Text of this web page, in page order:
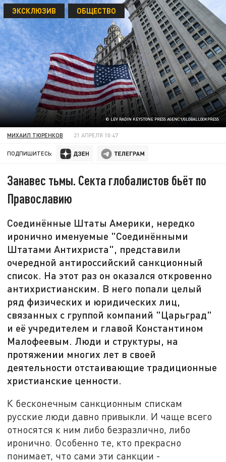
© LEV RADIN KEYSTONE PRESS AGENCY/GLOBALLOOKPRESS
ЭКСКЛЮЗИВ ОБЩЕСТВО
МИХАИЛ ТЮРЕНКОВ 21 АПРЕЛЯ 10:47
ПОДПИШИТЕСЬ:
Занавес тьмы. Секта глобалистов бьёт по
Православию
Соединённые Штаты Америки, нередко
иронично именуемые "Соединёнными
Штатами Антихриста", представили
очередной антироссийский санкционный
список. На этот раз он оказался откровенно
антихристианским. В него попали целый
ряд физических и юридических лиц,
связанных с группой компаний "Царьград"
и её учредителем и главой Константином
Малофеевым. Люди и структуры, на
протяжении многих лет в своей
деятельности отстаивающие традиционные
христианские ценности.
К бесконечным санкционным спискам
русские люди давно привыкли. И чаще всего
относятся к ним либо безразлично, либо
иронично. Особенно те, кто прекрасно
понимает, что сами эти санкции -